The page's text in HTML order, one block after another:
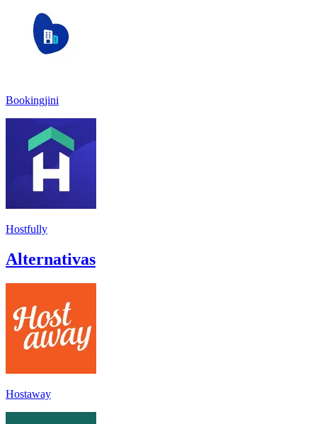
Bookingjini
Hostfully
Alternativas
Hostaway